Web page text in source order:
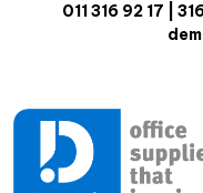
011 316 92 17 |